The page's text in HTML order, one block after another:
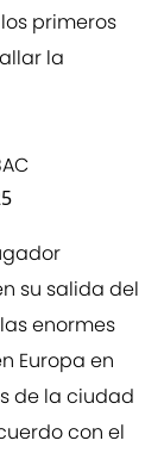
primeros
la
su salida del
enormes
Europa en
de la ciudad
con el